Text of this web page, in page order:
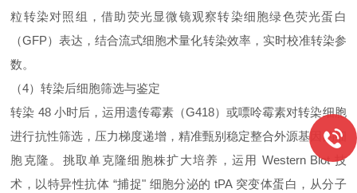
粒转染对照组，借助荧光显微镜观察转染细胞绿色荧光蛋白
（GFP）表达，结合流式细胞术量化转染效率，实时校准转染参
数。
（4）转染后细胞筛选与鉴定
转染 48 小时后，运用遗传霉素（G418）或嘌呤霉素对转染细胞
进行抗性筛选，压力梯度递增，精准甄别稳定整合外源基因的细
胞克隆。挑取单克隆细胞株扩大培养，运用 Western Blot 技
术，以特异性抗体 “捕捉" 细胞分泌的 tPA 突变体蛋白，从分子